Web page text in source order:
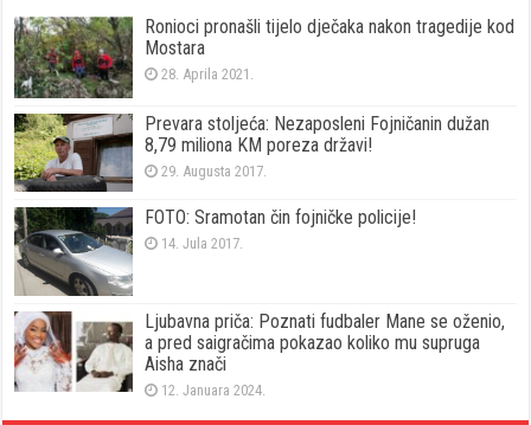
Ronioci pronašli tijelo dječaka nakon tragedije kod
Mostara
28. Aprila 2021.
Prevara stoljeća: Nezaposleni Fojničanin dužan
8,79 miliona KM poreza državi!
29. Augusta 2017.
FOTO: Sramotan čin fojničke policije!
14. Jula 2017.
Ljubavna priča: Poznati fudbaler Mane se oženio,
a pred saigračima pokazao koliko mu supruga
Aisha znači
12. Januara 2024.